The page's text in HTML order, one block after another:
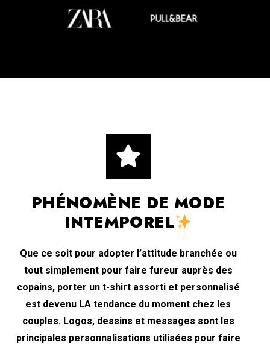
PHÉNOMÈNE DE MODE
INTEMPOREL
Que ce soit pour adopter l’attitude branchée ou
tout simplement pour faire fureur auprès des
copains, porter un t-shirt assorti et personnalisé
est devenu LA tendance du moment chez les
couples. Logos, dessins et messages sont les
principales personnalisations utilisées pour faire